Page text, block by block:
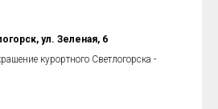
ул. Зеленая, 6
курортного Светлогорска -